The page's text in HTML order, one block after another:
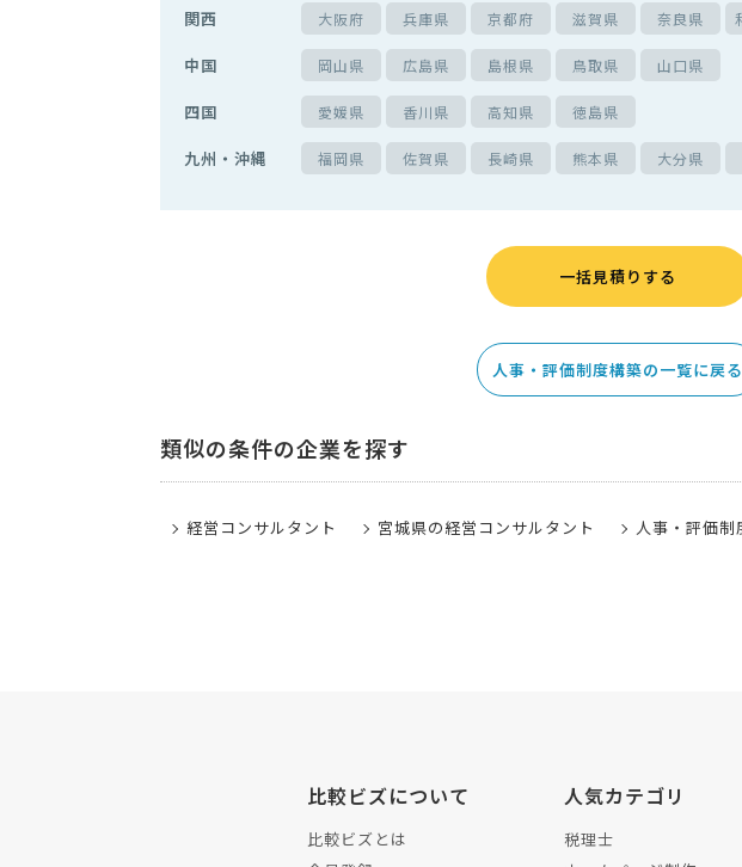
関西 大阪府 兵庫県 京都府 滋賀県 奈良県
中国 岡山県 広島県 島根県 鳥取県 山口県
四国 愛媛県 香川県 高知県 徳島県
九州・沖縄 福岡県 佐賀県 長崎県 熊本県 大分県
一括見積りする
人事・評価制度構築の一覧に戻る
類似の条件の企業を探す
経営コンサルタント 宮城県の経営コンサルタント 人事・評価制
比較ビズについて
比較ビズとは
人気カテゴリ
税理士